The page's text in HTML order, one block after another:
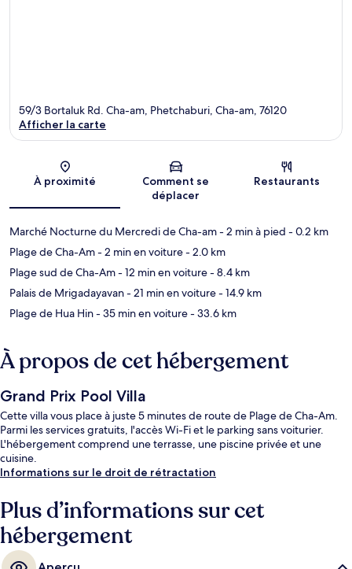
Carte
59/3 Bortaluk Rd. Cha-am, Phetchaburi, Cha-am, 76120
Afficher la carte
À proximité
Comment se
déplacer
Restaurants
Marché Nocturne du Mercredi de Cha-am- 2 min à pied - 0.2 km
Plage de Cha-Am- 2 min en voiture- 2.0 km
Plage sud de Cha-Am- 12 min en voiture- 8.4 km
Palais de Mrigadayavan- 21 min en voiture- 14.9 km
Plage de Hua Hin- 35 min en voiture- 33.6 km
À propos de cet hébergement
Grand Prix Pool Villa
Cette villa vous place à juste 5 minutes de route de Plage de Cha-Am.
Parmi les services gratuits, l'accès Wi-Fi et le parking sans voiturier.
L'hébergement comprend une terrasse, une piscine privée et une
cuisine.
Informations sur le droit de rétractation
Plus d’informations sur cet
hébergement